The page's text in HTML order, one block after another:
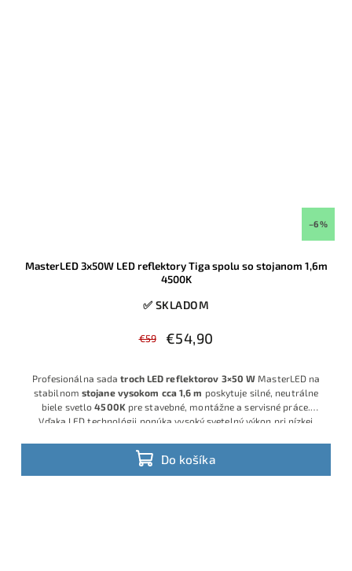
–6 %
MasterLED 3x50W LED reflektory Tiga spolu so stojanom 1,6m
4500K
✅ SKLADOM
€59 €54,90
Do košíka
Profesionálna sadatroch LED reflektorov 3×50 W MasterLED na
stabilnom stojane vysokom cca 1,6 m poskytuje silné, neutrálne
biele svetlo4500K pre stavebné, montážne a servisné práce.
Vďaka LED technológii ponúka vysoký svetelný výkon pri nízkej
náročných hobby používateľov.